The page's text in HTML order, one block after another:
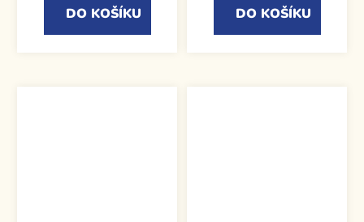
DO KOŠÍKU DO KOŠÍKU